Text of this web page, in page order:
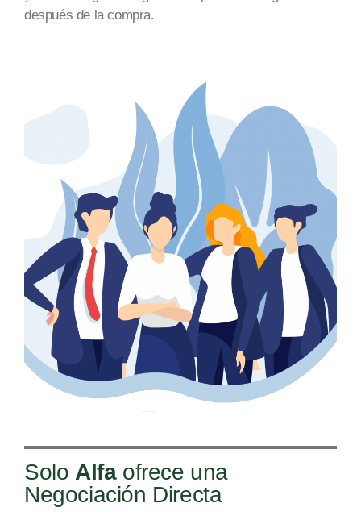
después de la compra.
Solo Alfaofrece una
Negociación Directa